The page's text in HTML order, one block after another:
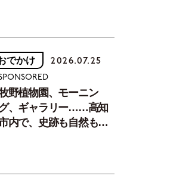
でかけ 2026.07.25
野植物園、モーニン
、ギャラリー……高知
内で、史跡も自然もグ